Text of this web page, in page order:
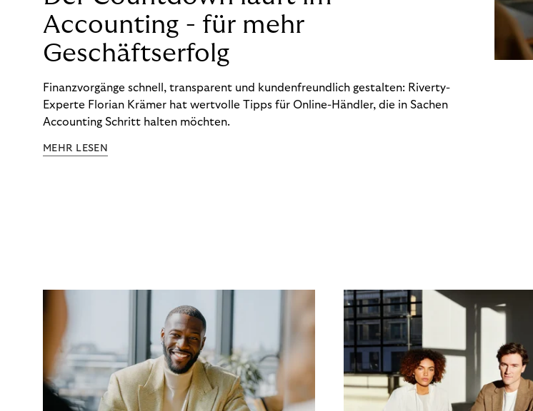
Accounting - für mehr
Geschäftserfolg
Finanzvorgänge schnell, transparent und kundenfreundlich gestalten: Riverty-
Experte Florian Krämer hat wertvolle Tipps für Online-Händler, die in Sachen
Accounting Schritt halten möchten.
MEHR LESEN